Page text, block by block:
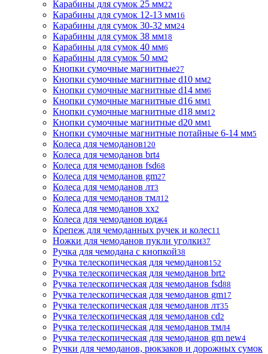
Карабины для сумок 25 мм22
Карабины для сумок 12-13 мм16
Карабины для сумок 30-32 мм24
Карабины для сумок 38 мм18
Карабины для сумок 40 мм6
Карабины для сумок 50 мм2
Кнопки сумочные магнитные27
Кнопки сумочные магнитные d10 мм2
Кнопки сумочные магнитные d14 мм6
Кнопки сумочные магнитные d16 мм1
Кнопки сумочные магнитные d18 мм12
Кнопки сумочные магнитные d20 мм1
Кнопки сумочные магнитные потайные 6-14 мм5
Колеса для чемоданов120
Колеса для чемоданов brt4
Колеса для чемоданов fsd68
Колеса для чемоданов gm27
Колеса для чемоданов лт3
Колеса для чемоданов тмл12
Колеса для чемоданов хх2
Колеса для чемоданов юдж4
Крепеж для чемоданных ручек и колес11
Ножки для чемоданов пукли уголки37
Ручка для чемодана с кнопкой38
Ручка телескопическая для чемоданов152
Ручка телескопическая для чемоданов brt2
Ручка телескопическая для чемоданов fsd88
Ручка телескопическая для чемоданов gm17
Ручка телескопическая для чемоданов лт35
Ручка телескопическая для чемоданов сd2
Ручка телескопическая для чемоданов тмл4
Ручка телескопическая для чемоданов gm new4
Ручки для чемоданов, рюкзаков и дорожных сумок